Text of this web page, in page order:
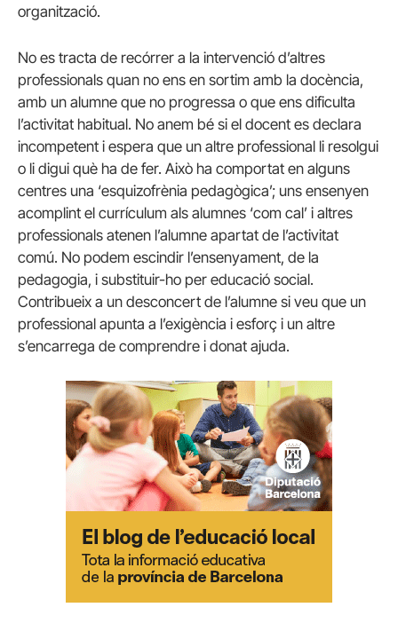
organització.
No es tracta de recórrer a la intervenció d’altres
professionals quan no ens en sortim amb la docència,
amb un alumne que no progressa o que ens dificulta
l’activitat habitual. No anem bé si el docent es declara
incompetent i espera que un altre professional li resolgui
o li digui què ha de fer. Això ha comportat en alguns
centres una ‘esquizofrènia pedagògica’; uns ensenyen
acomplint el currículum als alumnes ‘com cal’ i altres
professionals atenen l’alumne apartat de l’activitat
comú. No podem escindir l’ensenyament, de la
pedagogia, i substituir-ho per educació social.
Contribueix a un desconcert de l’alumne si veu que un
professional apunta a l’exigència i esforç i un altre
s’encarrega de comprendre i donat ajuda.